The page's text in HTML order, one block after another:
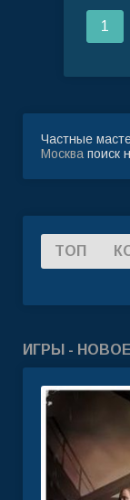
1
Частные
Москва поиск
ТОП
ИГРЫ - НОВОЕ